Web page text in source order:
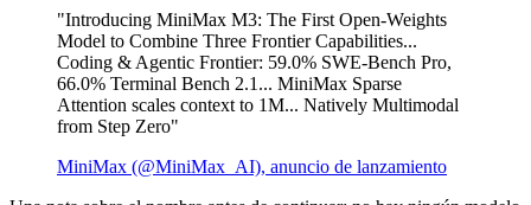
"Introducing MiniMax M3: The First Open-Weights
Model to Combine Three Frontier Capabilities...
Coding & Agentic Frontier: 59.0% SWE-Bench Pro,
66.0% Terminal Bench 2.1... MiniMax Sparse
Attention scales context to 1M... Natively Multimodal
from Step Zero"
MiniMax (@MiniMax_AI), anuncio de lanzamiento